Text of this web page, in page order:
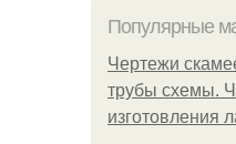
Популярные
Чертежи
трубы схемы.
изготовления